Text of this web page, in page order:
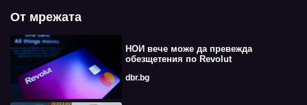
От мрежата
НОИ вече може да превежда
обезщетения по Revolut
dbr.bg